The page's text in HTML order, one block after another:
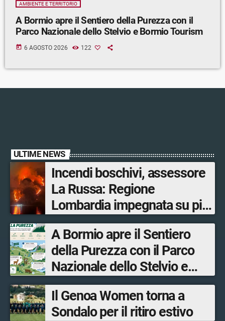
AMBIENTE E TERRITORIO
A Bormio apre il Sentiero della Purezza con il
Parco Nazionale dello Stelvio e Bormio Tourism
today 6 AGOSTO 2026 122
ULTIME NEWS
Incendi boschivi, assessore
La Russa: Regione
Lombardia impegnata su più
fronti, 48 volontari coinvolti
tra le province di Lecco,
Sondrio, Milano e Como
A Bormio apre il Sentiero
della Purezza con il Parco
Nazionale dello Stelvio e
Bormio Tourism
Il Genoa Women torna a
Sondalo per il ritiro estivo